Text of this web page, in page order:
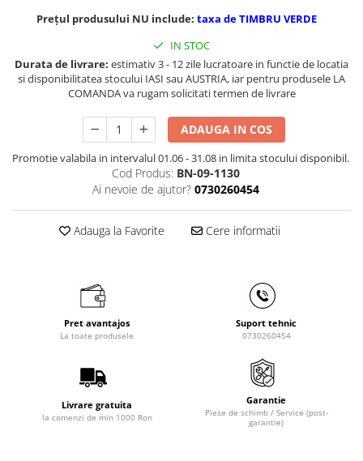
Masini de gaurit - Vario - cu masa
Masini de gaurit cu angrenaj, masa
si coloana
Masini de gaurit cu coloana
Masini de gaurit cu coloana si cap
Masini de gaurit cu coloana si
curea de distributie
Masini de gaurit cu masa
Masini de gaurit cu stand si
Masini de gaurit cu freza
Masini de frezat universale
Centre de prelucrare verticale CNC
Masini de frezat multifunctionale
Masini de frezat universale SERVO
Masini de frezat verticale
Prețul produsului NU include: taxa de TIMBRU VERDE
IN STOC
Durata de livrare: estimativ 3 - 12 zile lucratoare in functie de locatia
si disponibilitatea stocului IASI sau AUSTRIA, iar pentru produsele LA
COMANDA va rugam solicitati termen de livrare
ADAUGA IN COS
Promotie valabila in intervalul 01.06 - 31.08 in limita stocului disponibil.
Cod Produs: BN-09-1130
Ai nevoie de ajutor? 0730260454
Adauga la Favorite Cere informatii
Pret avantajos
La toate produsele
Suport tehnic
0730260454
Livrare gratuita
la comenzi de min 1000 Ron
Garantie
Piese de schimb / Service (post-
garantie)